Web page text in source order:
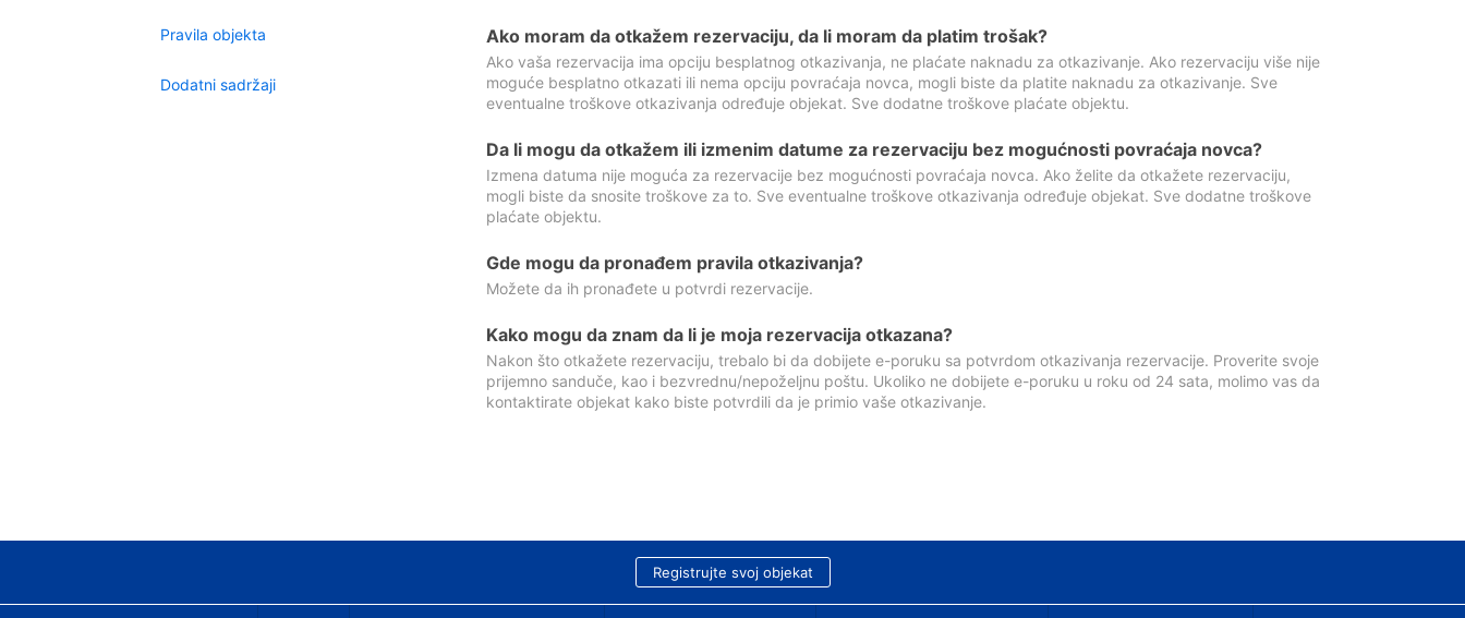
Pravila objekta
Dodatni sadržaji
Ako moram da otkažem rezervaciju, da li moram da platim trošak?
Ako vaša rezervacija ima opciju besplatnog otkazivanja, ne plaćate naknadu za otkazivanje. Ako rezervaciju više nije
moguće besplatno otkazati ili nema opciju povraćaja novca, mogli biste da platite naknadu za otkazivanje. Sve
eventualne troškove otkazivanja određuje objekat. Sve dodatne troškove plaćate objektu.
Da li mogu da otkažem ili izmenim datume za rezervaciju bez mogućnosti povraćaja novca?
Izmena datuma nije moguća za rezervacije bez mogućnosti povraćaja novca. Ako želite da otkažete rezervaciju,
mogli biste da snosite troškove za to. Sve eventualne troškove otkazivanja određuje objekat. Sve dodatne troškove
plaćate objektu.
Gde mogu da pronađem pravila otkazivanja?
Možete da ih pronađete u potvrdi rezervacije.
Kako mogu da znam da li je moja rezervacija otkazana?
Nakon što otkažete rezervaciju, trebalo bi da dobijete e-poruku sa potvrdom otkazivanja rezervacije. Proverite svoje
prijemno sanduče, kao i bezvrednu/nepoželjnu poštu. Ukoliko ne dobijete e-poruku u roku od 24 sata, molimo vas da
kontaktirate objekat kako biste potvrdili da je primio vaše otkazivanje.
Registrujte svoj objekat